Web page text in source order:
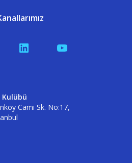
LinkedInYouTube
Cami Sk. No:17,